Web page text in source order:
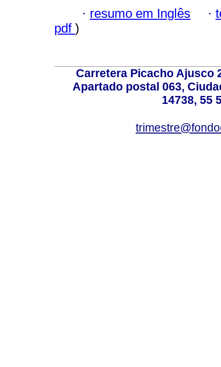
· resumo em Inglês ·
pdf )
Carretera Picacho Ajusco
Apartado postal 063,
14738, 55